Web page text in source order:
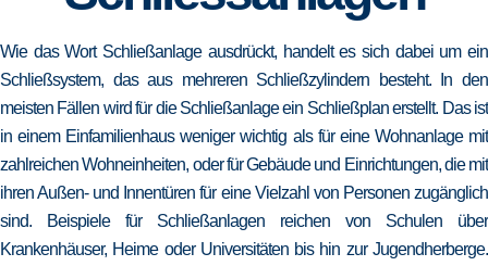
Wie das Wort Schließanlage ausdrückt, handelt es sich dabei um ein
Schließsystem, das aus mehreren Schließzylindern besteht. In den
meisten Fällen wird für die Schließanlage ein Schließplan erstellt. Das ist
in einem Einfamilienhaus weniger wichtig als für eine Wohnanlage mit
zahlreichen Wohneinheiten, oder für Gebäude und Einrichtungen, die mit
ihren Außen- und Innentüren für eine Vielzahl von Personen zugänglich
sind. Beispiele für Schließanlagen reichen von Schulen über
Krankenhäuser, Heime oder Universitäten bis hin zur Jugendherberge.